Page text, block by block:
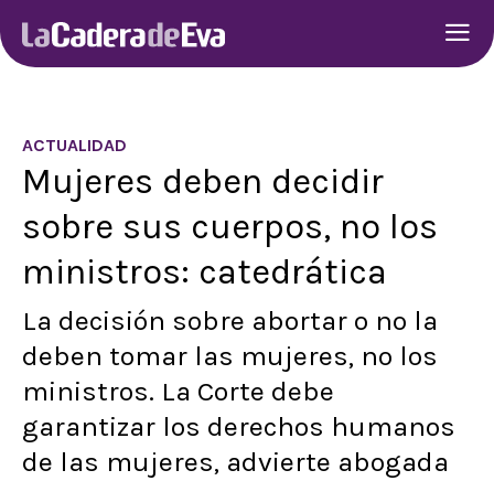
ACTUALIDAD
Mujeres deben decidir
sobre sus cuerpos, no los
ministros: catedrática
La decisión sobre abortar o no la
deben tomar las mujeres, no los
ministros. La Corte debe
garantizar los derechos humanos
de las mujeres, advierte abogada